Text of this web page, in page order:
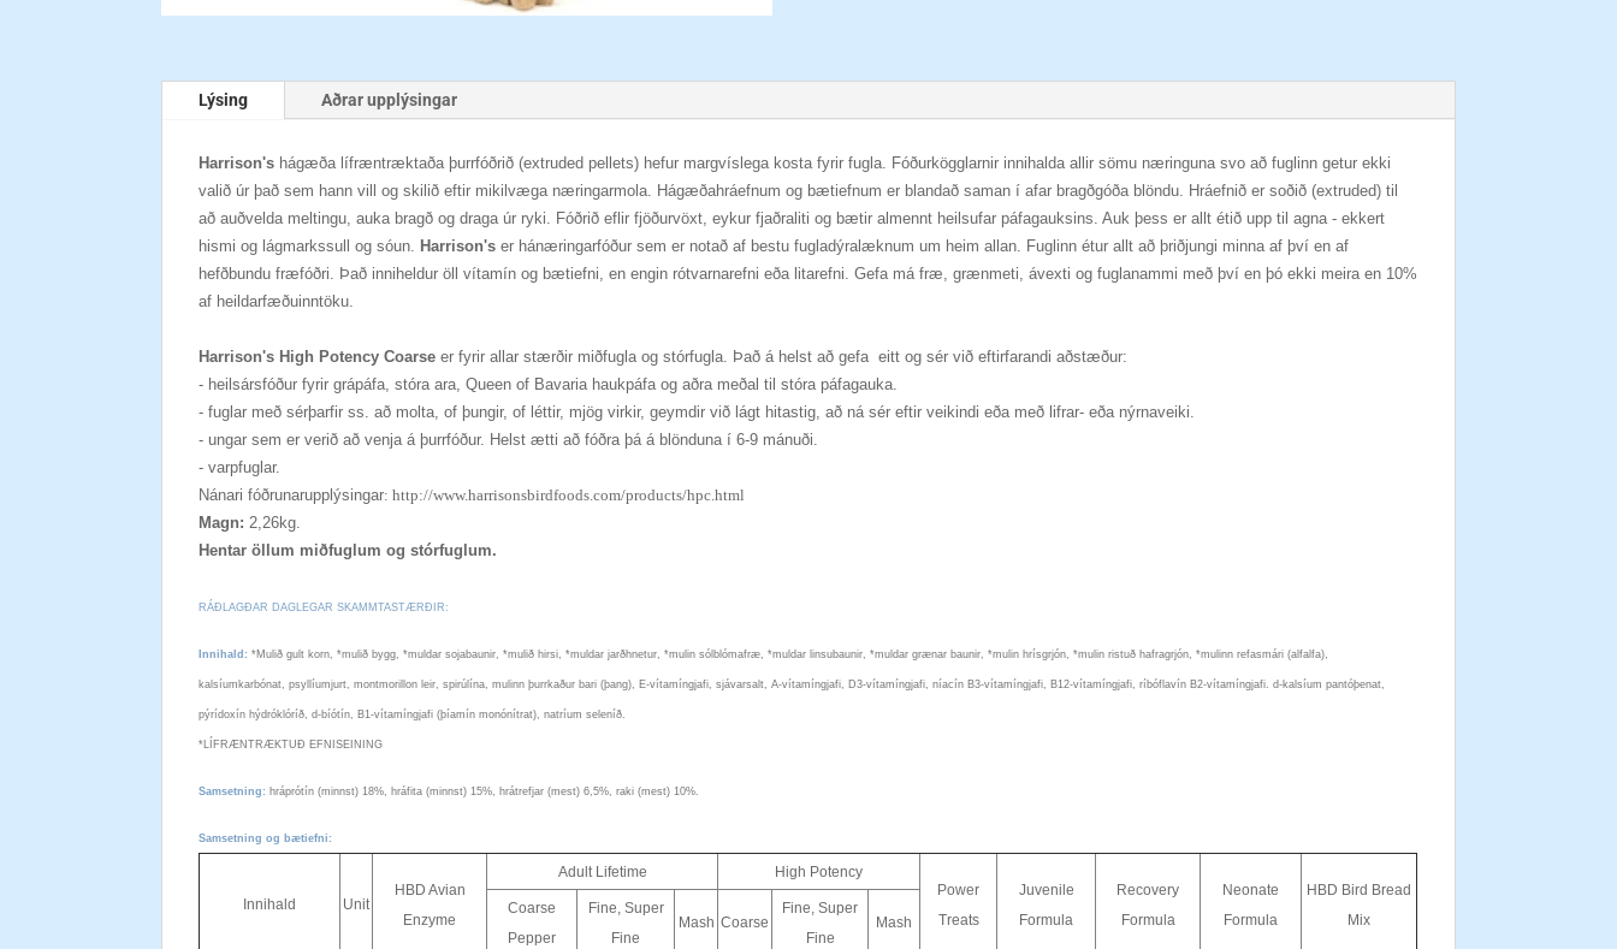
Lýsing Aðrar upplýsingar
Harrison's hágæða lífræntræktaða þurrfóðrið (extruded pellets) hefur margvíslega kosta fyrir fugla. Fóðurkögglarnir innihalda allir sömu næringuna svo að fuglinn getur ekki
valið úr það sem hann vill og skilið eftir mikilvæga næringarmola. Hágæðahráefnum og bætiefnum er blandað saman í afar bragðgóða blöndu. Hráefnið er soðið (extruded) til
að auðvelda meltingu, auka bragð og draga úr ryki. Fóðrið eflir fjöðurvöxt, eykur fjaðraliti og bætir almennt heilsufar páfagauksins. Auk þess er allt étið upp til agna - ekkert
hismi og lágmarkssull og sóun. Harrison'ser hánæringarfóður sem er notað af bestu fugladýralæknum um heim allan. Fuglinn étur allt að þriðjungi minna af því en af
hefðbundu fræfóðri. Það inniheldur öll vítamín og bætiefni, en engin rótvarnarefni eða litarefni. Gefa má fræ, grænmeti, ávexti og fuglanammi með því en þó ekki meira en 10%
af heildarfæðuinntöku.
Harrison's High Potency Coarseer fyrir allar stærðir miðfugla og stórfugla. Það á helst að gefa eitt og sér við eftirfarandi aðstæður:
- heilsársfóður fyrir grápáfa, stóra ara, Queen of Bavaria haukpáfa og aðra meðal til stóra páfagauka.
- fuglar með sérþarfir ss. að molta, of þungir, of léttir, mjög virkir, geymdir við lágt hitastig, að ná sér eftir veikindi eða með lifrar- eða nýrnaveiki.
- ungar sem er verið að venja á þurrfóður. Helst ætti að fóðra þá á blönduna í 6-9 mánuði.
- varpfuglar.
Nánari fóðrunarupplýsingar:http://www.harrisonsbirdfoods.com/products/hpc.html
Magn:2,26kg.
Hentar öllum miðfuglum og stórfuglum.
RÁÐLAGÐAR DAGLEGAR SKAMMTASTÆRÐIR:
Innihald: *Mulið gult korn, *mulið bygg, *muldar sojabaunir,*mulið hirsi,*muldar jarðhnetur, *mulin sólblómafræ, *muldar linsubaunir, *muldar grænar baunir, *mulin hrísgrjón, *mulin ristuð hafragrjón, *mulinn refasmári (alfalfa),
kalsíumkarbónat, psyllíumjurt, montmorillon leir, spirúlína, mulinn þurrkaður bari (þang), E-vítamíngjafi, sjávarsalt, A-vítamíngjafi, D3-vítamíngjafi, níacín B3-vítamíngjafi, B12-vítamíngjafi, ríbóflavín B2-vítamíngjafi. d-kalsíum pantóþenat,
pýrídoxín hýdróklóríð, d-bíótín, B1-vítamíngjafi (þíamín monónítrat), natríum seleníð.
*LÍFRÆNTRÆKTUÐ EFNISEINING
Samsetning: hráprótín (minnst) 18%, hráfita (minnst) 15%, hrátrefjar (mest) 6,5%, raki (mest) 10%.
Samsetning og bætiefni:
Innihald Unit
HBD Avian
Enzyme
Adult Lifetime
High Potency
Power
Treats
Juvenile
Formula
Recovery
Formula
Neonate
Formula
HBD Bird Bread
Mix
Coarse
Pepper
Fine, Super
Fine
Mash Coarse
Fine, Super
Fine
Mash